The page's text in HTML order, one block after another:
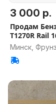
3 000 р.
Продам
T1270R Rail
Минск,